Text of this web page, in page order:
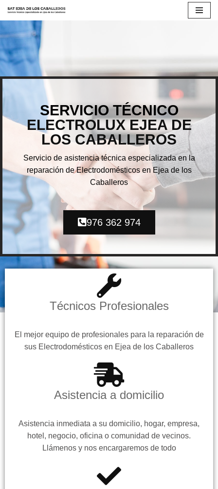
al
contenido
SERVICIO TÉCNICO
ELECTROLUX EJEA DE
LOS CABALLEROS
Servicio de asistencia técnica especializada en la
reparación de Electrodomésticos en Ejea de los
Caballeros
976 362 974
Técnicos Profesionales
El mejor equipo de profesionales para la reparación de
sus Electrodomésticos en Ejea de los Caballeros
Asistencia a domicilio
Asistencia inmediata a su domicilio, hogar, empresa,
hotel, negocio, oficina o comunidad de vecinos.
Llámenos y nos encargaremos de todo